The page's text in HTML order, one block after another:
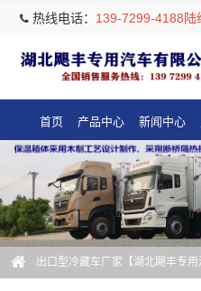
热线电话： 139-7299-4188陆
首页 产品中心 新闻中心
出口型冷藏车厂家【湖北飓丰专用